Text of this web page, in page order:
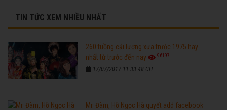
TIN TỨC XEM NHIỀU NHẤT
260 tuồng cải lương xưa trước 1975 hay
nhất từ trước đến nay
96197
17/07/2017 11:33:48 CH
Mr. Đàm, Hồ Ngọc Hà quyết add facebook